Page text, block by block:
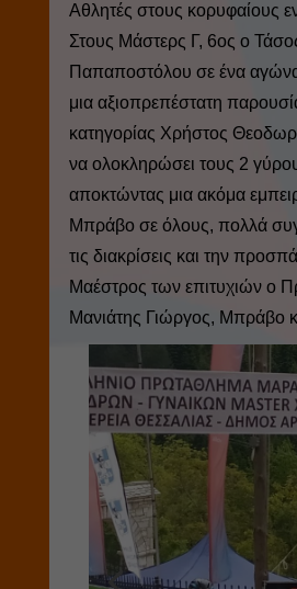
Αθλητές στους κορυφαίους
Στους Μάστερς Γ, 6ος ο
Παπαποστόλου σε ένα αγώνα
μια αξιοπρεπέστατη
κατηγορίας Χρήστος
να ολοκληρώσει τους 2
αποκτώντας μια ακόμα
Μπράβο σε όλους, πολλά
τις διακρίσεις και την
Μαέστρος των επιτυχιών ο
Μανιάτης Γιώργος, Μπράβο